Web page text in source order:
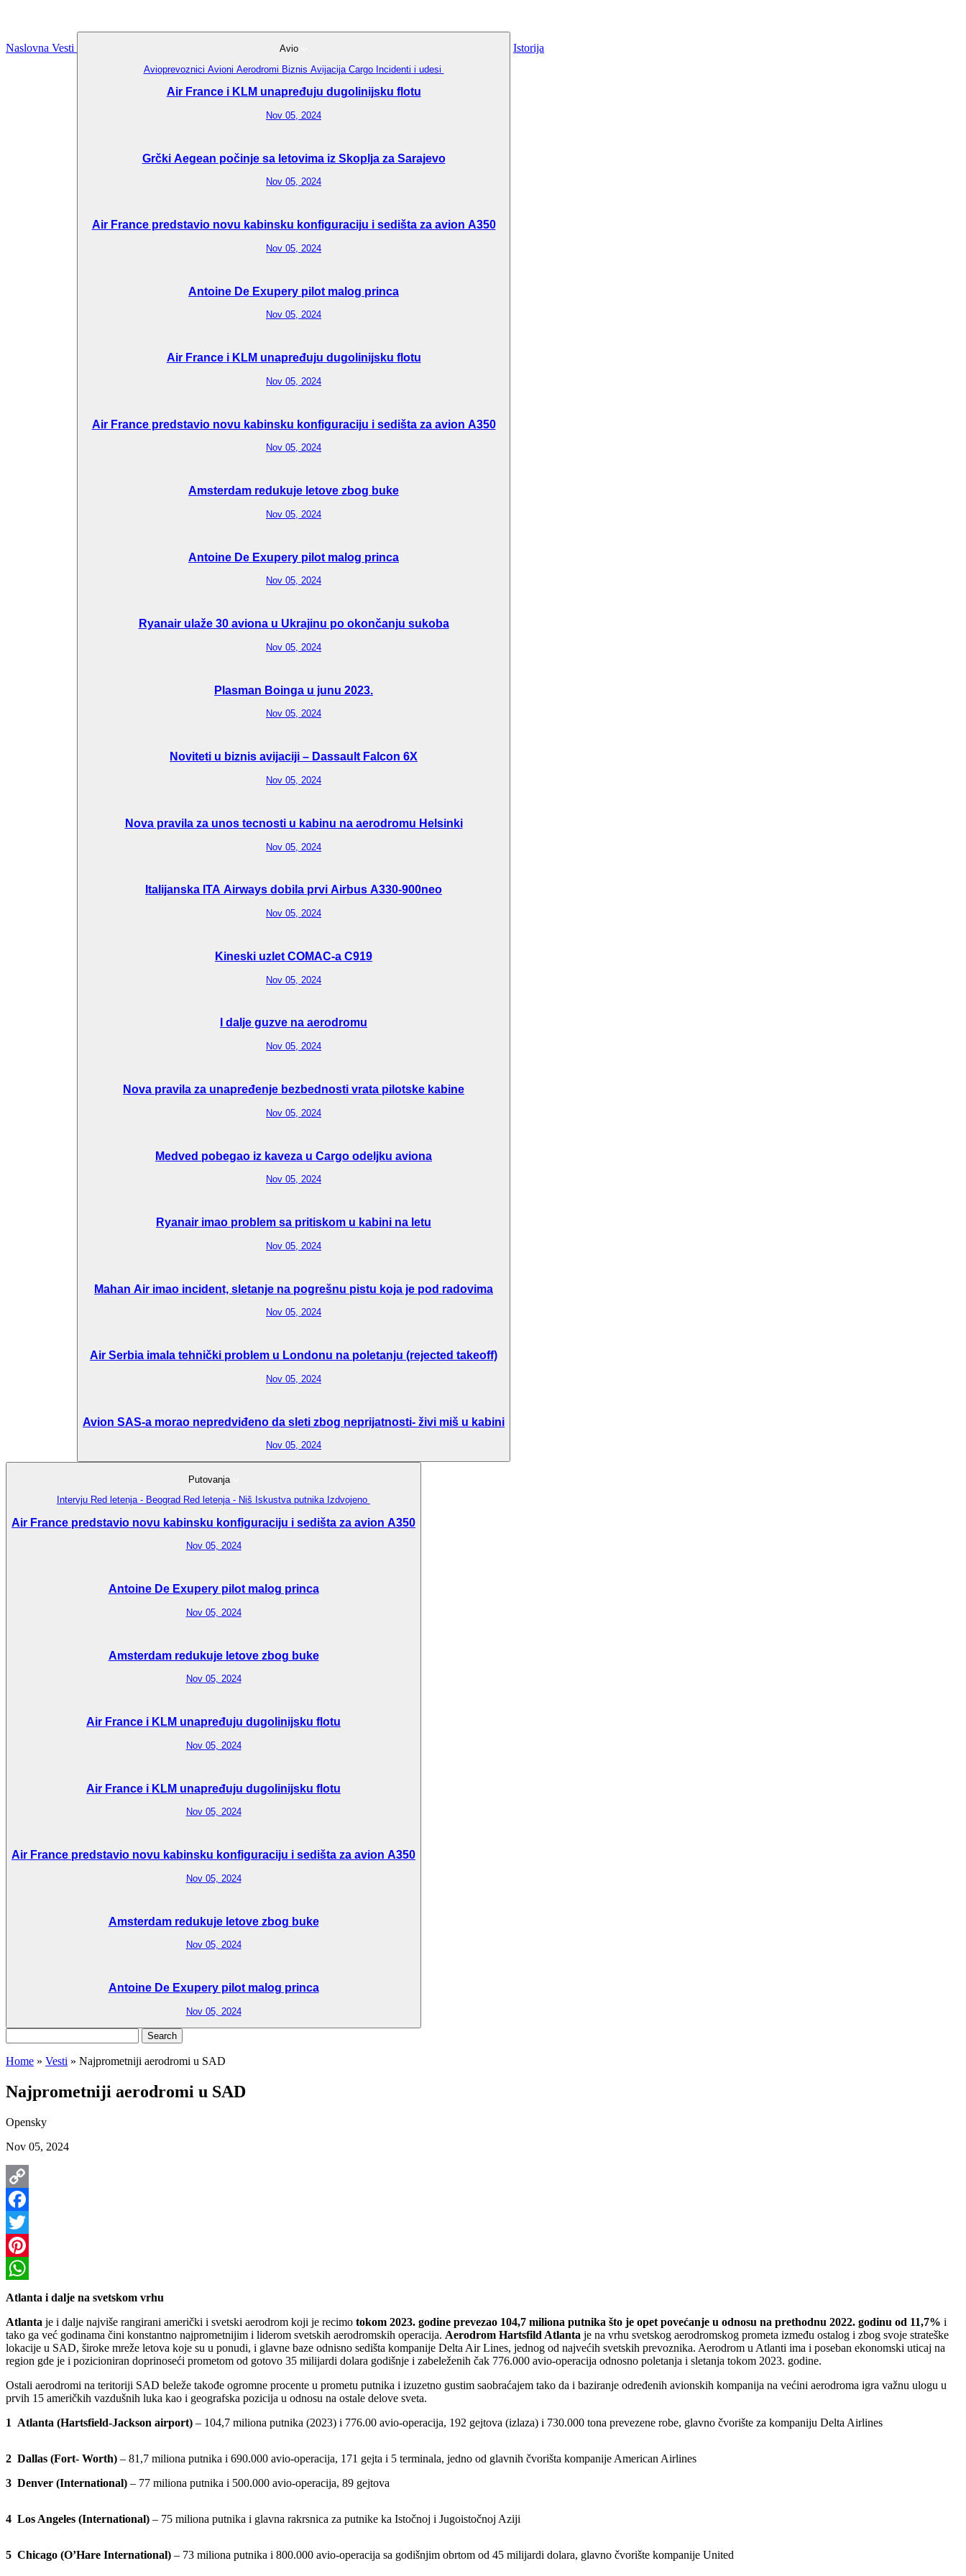
Naslovna Vesti
Avio
Avioprevoznici Avioni Aerodromi Biznis Avijacija Cargo Incidenti i udesi
Air France i KLM unapređuju dugolinijsku flotu
Nov 05, 2024
Grčki Aegean počinje sa letovima iz Skoplja za Sarajevo
Nov 05, 2024
Air France predstavio novu kabinsku konfiguraciju i sedišta za avion A350
Nov 05, 2024
Antoine De Exupery pilot malog princa
Nov 05, 2024
Air France i KLM unapređuju dugolinijsku flotu
Nov 05, 2024
Air France predstavio novu kabinsku konfiguraciju i sedišta za avion A350
Nov 05, 2024
Amsterdam redukuje letove zbog buke
Nov 05, 2024
Antoine De Exupery pilot malog princa
Nov 05, 2024
Ryanair ulaže 30 aviona u Ukrajinu po okončanju sukoba
Nov 05, 2024
Plasman Boinga u junu 2023.
Nov 05, 2024
Noviteti u biznis avijaciji – Dassault Falcon 6X
Nov 05, 2024
Nova pravila za unos tecnosti u kabinu na aerodromu Helsinki
Nov 05, 2024
Italijanska ITA Airways dobila prvi Airbus A330-900neo
Nov 05, 2024
Kineski uzlet COMAC-a C919
Nov 05, 2024
I dalje guzve na aerodromu
Nov 05, 2024
Nova pravila za unapređenje bezbednosti vrata pilotske kabine
Nov 05, 2024
Medved pobegao iz kaveza u Cargo odeljku aviona
Nov 05, 2024
Ryanair imao problem sa pritiskom u kabini na letu
Nov 05, 2024
Mahan Air imao incident, sletanje na pogrešnu pistu koja je pod radovima
Nov 05, 2024
Air Serbia imala tehnički problem u Londonu na poletanju (rejected takeoff)
Nov 05, 2024
Avion SAS-a morao nepredviđeno da sleti zbog neprijatnosti- živi miš u kabini
Nov 05, 2024
Istorija
Putovanja
Intervju Red letenja - Beograd Red letenja - Niš Iskustva putnika Izdvojeno
Air France predstavio novu kabinsku konfiguraciju i sedišta za avion A350
Nov 05, 2024
Antoine De Exupery pilot malog princa
Nov 05, 2024
Amsterdam redukuje letove zbog buke
Nov 05, 2024
Air France i KLM unapređuju dugolinijsku flotu
Nov 05, 2024
Air France i KLM unapređuju dugolinijsku flotu
Nov 05, 2024
Air France predstavio novu kabinsku konfiguraciju i sedišta za avion A350
Nov 05, 2024
Amsterdam redukuje letove zbog buke
Nov 05, 2024
Antoine De Exupery pilot malog princa
Nov 05, 2024
for:
Home » Vesti » Najprometniji aerodromi u SAD
Najprometniji aerodromi u SAD
Opensky
Nov 05, 2024
Copy
Link
Facebook
Twitter
Pinterest
WhatsApp
Atlanta i dalje na svetskom vrhu
Atlanta je i dalje najviše rangirani američki i svetski aerodrom koji je recimo tokom 2023. godine prevezao 104,7 miliona putnika što je opet povećanje u odnosu na prethodnu 2022. godinu od 11,7% i
tako ga već godinama čini konstantno najprometnijim i liderom svetskih aerodromskih operacija. Aerodrom Hartsfild Atlanta je na vrhu svetskog aerodromskog prometa između ostalog i zbog svoje strateške
lokacije u SAD, široke mreže letova koje su u ponudi, i glavne baze odnisno sedišta kompanije Delta Air Lines, jednog od najvećih svetskih prevoznika. Aerodrom u Atlanti ima i poseban ekonomski uticaj na
region gde je i pozicioniran doprinoseći prometom od gotovo 35 milijardi dolara godišnje i zabeleženih čak 776.000 avio-operacija odnosno poletanja i sletanja tokom 2023. godine.
Ostali aerodromi na teritoriji SAD beleže takođe ogromne procente u prometu putnika i izuzetno gustim saobraćajem tako da i baziranje određenih avionskih kompanija na većini aerodroma igra važnu ulogu u
prvih 15 američkih vazdušnih luka kao i geografska pozicija u odnosu na ostale delove sveta.
1
Atlanta (Hartsfield-Jackson airport) – 104,7 miliona putnika (2023) i 776.00 avio-operacija, 192 gejtova (izlaza) i 730.000 tona prevezene robe, glavno čvorište za kompaniju Delta Airlines
2 Dallas (Fort- Worth) – 81,7 miliona putnika i 690.000 avio-operacija, 171 gejta i 5 terminala, jedno od glavnih čvorišta kompanije American Airlines
3 Denver (International) – 77 miliona putnika i 500.000 avio-operacija, 89 gejtova
4 Los Angeles (International) – 75 miliona putnika i glavna rakrsnica za putnike ka Istočnoj i Jugoistočnoj Aziji
5 Chicago (O’Hare International) – 73 miliona putnika i 800.000 avio-operacija sa godišnjim obrtom od 45 milijardi dolara, glavno čvorište kompanije United